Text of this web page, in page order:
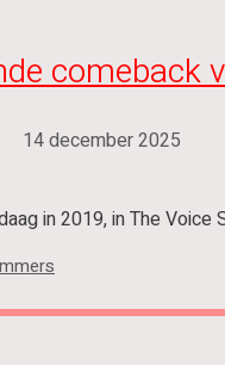
comeback
14 december 2025
in 2019, in The Voice